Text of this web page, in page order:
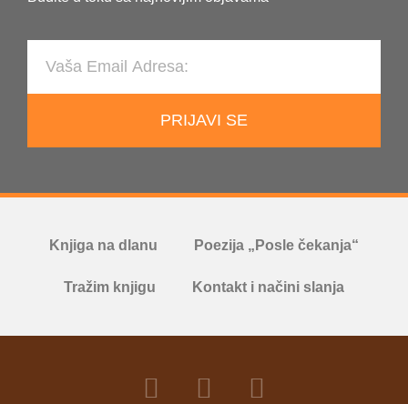
PRIJAVI SE
Knjiga na dlanu Poezija „Posle čekanja“
Tražim knjigu Kontakt i načini slanja